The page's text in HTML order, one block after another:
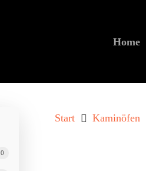
Home
0
Start Kaminöfen